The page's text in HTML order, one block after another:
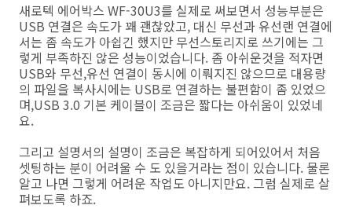
새로텍 에어박스 WF-30U3를 실제로 써보면서 성능부분은
USB 연결은 속도가 꽤 괜찮았고, 대신 무선과 유선랜 연결에
서는 좀 속도가 아쉽긴 했지만 무선스토리지로 쓰기에는 그
렇게 부족하진 않은 성능이었습니다. 좀 아쉬운것을 적자면
USB와 무선,유선 연결이 동시에 이뤄지진 않으므로 대용량
의 파일을 복사시에는 USB로 연결하는 불편함이 좀 있었으
며,USB 3.0 기본 케이블이 조금은 짧다는 아쉬움이 있었네
요.
그리고 설명서의 설명이 조금은 복잡하게 되어있어서 처음
셋팅하는 분이 어려울 수 도 있을거라는 점이 있습니다. 물론
알고 나면 그렇게 어려운 작업도 아니지만요. 그럼 실제로 살
펴보도록 하죠.